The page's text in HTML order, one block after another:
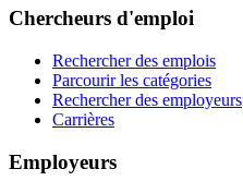
Chercheurs d'emploi
Rechercher des emplois
Parcourir les catégories
Rechercher des employeurs
Carrières
Employeurs